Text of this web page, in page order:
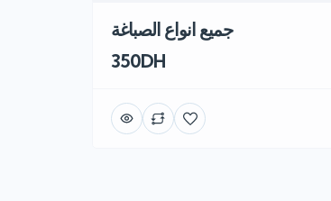
جميع انواع الصباغة
350DH